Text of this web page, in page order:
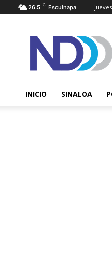
26.5 C Escuinapa
INICIO SINALOA